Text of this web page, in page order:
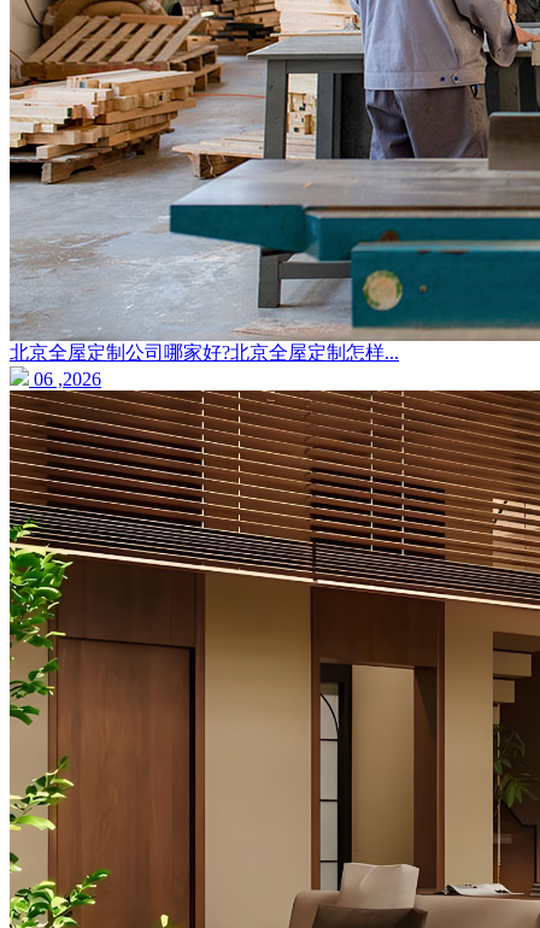
北京全屋定制公司哪家好?北京全屋定制怎样...
06 ,2026